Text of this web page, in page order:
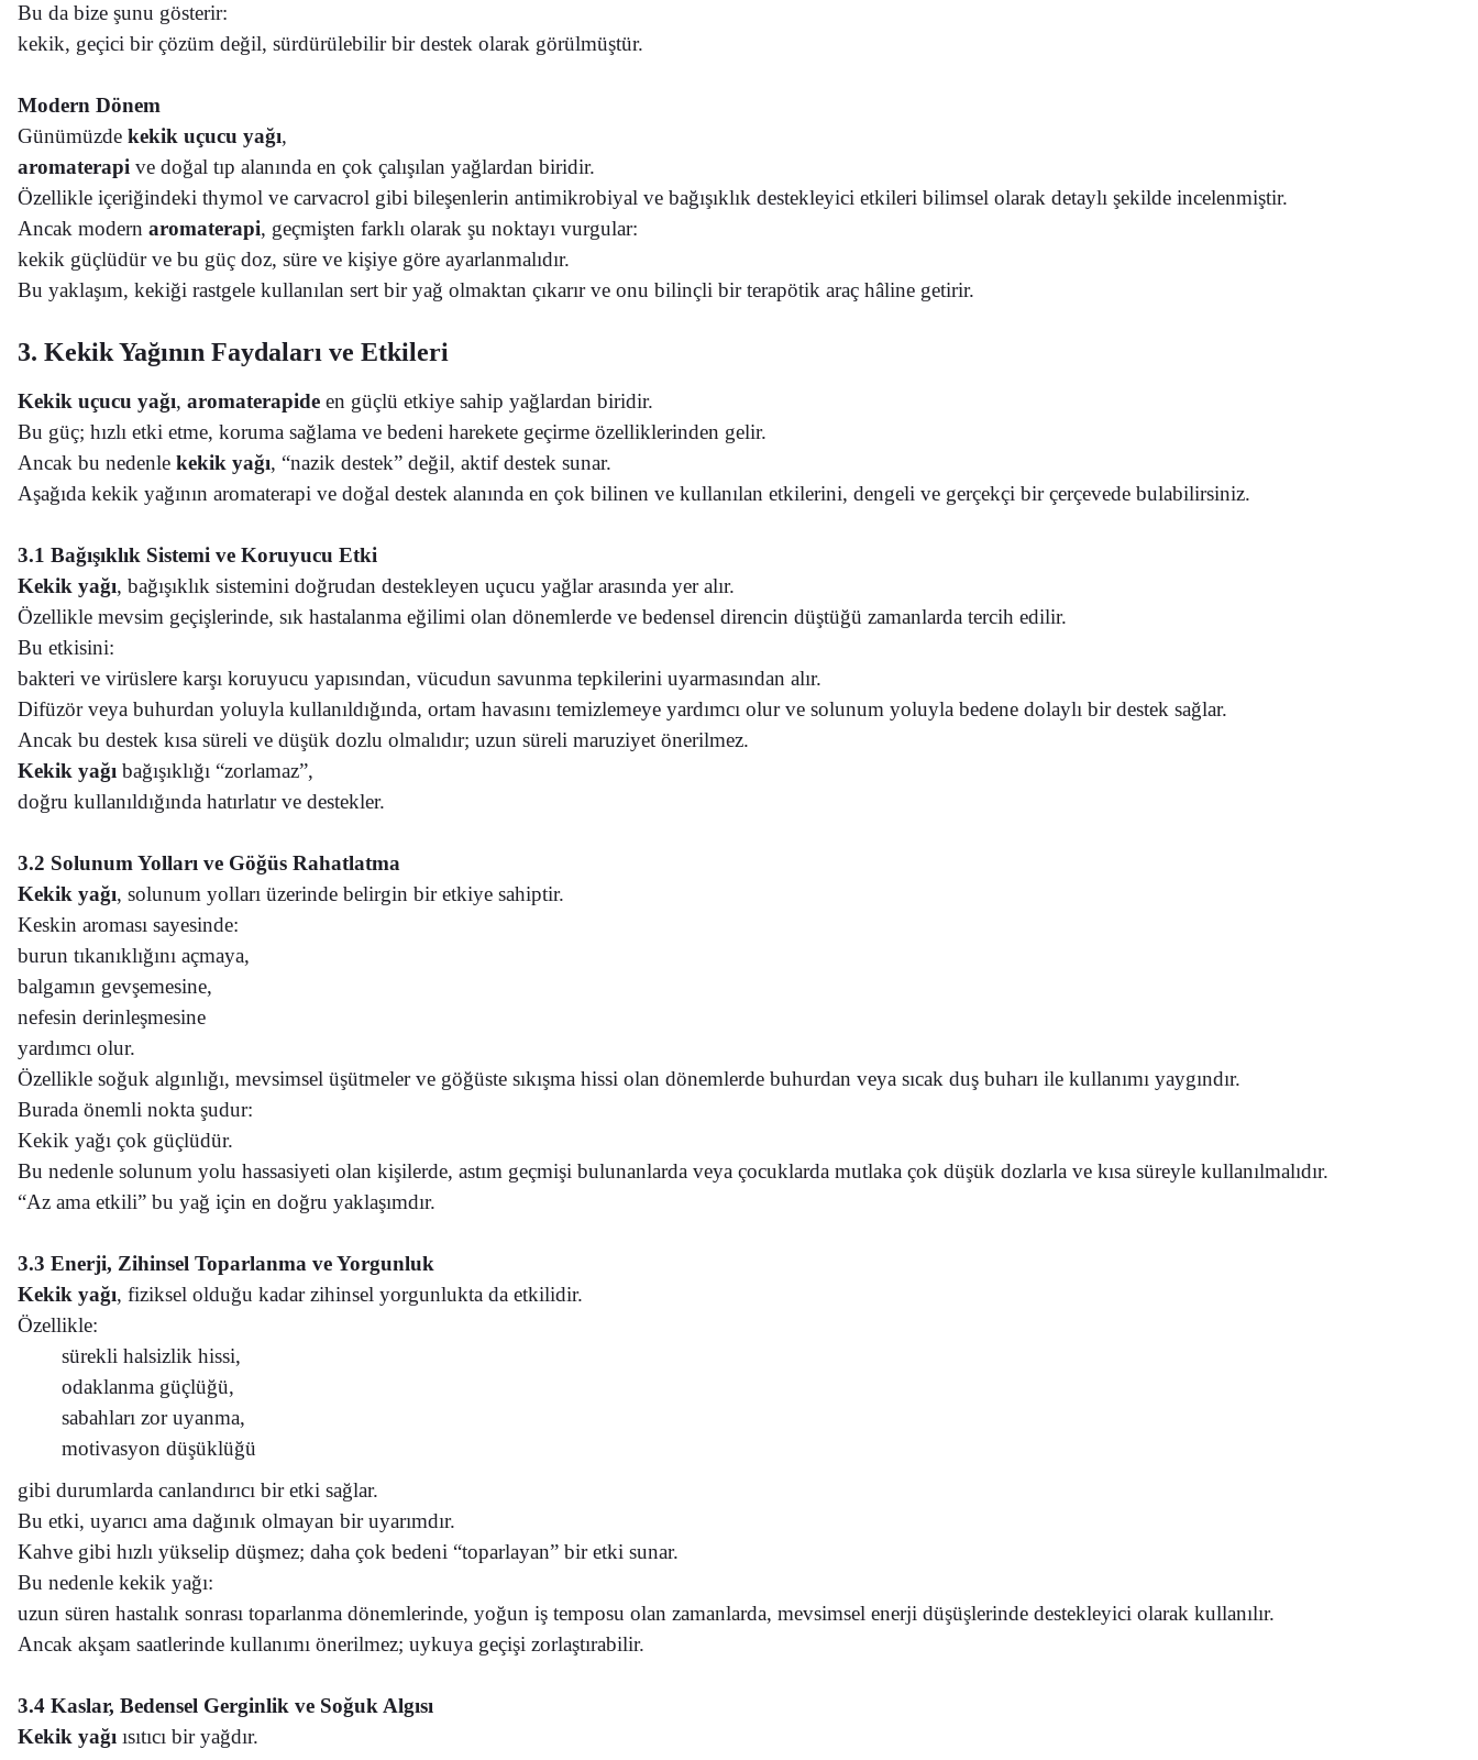
Bu da bize şunu gösterir:
kekik, geçici bir çözüm değil, sürdürülebilir bir destek olarak görülmüştür.
Modern Dönem
Günümüzde kekik uçucu yağı,
aromaterapi ve doğal tıp alanında en çok çalışılan yağlardan biridir.
Özellikle içeriğindeki thymol ve carvacrol gibi bileşenlerin antimikrobiyal ve bağışıklık destekleyici etkileri bilimsel olarak detaylı şekilde incelenmiştir.
Ancak modern aromaterapi, geçmişten farklı olarak şu noktayı vurgular:
kekik güçlüdür ve bu güç doz, süre ve kişiye göre ayarlanmalıdır.
Bu yaklaşım, kekiği rastgele kullanılan sert bir yağ olmaktan çıkarırve onu bilinçli bir terapötik araç hâline getirir.
3. Kekik Yağının Faydaları ve Etkileri
Kekik uçucu yağı, aromaterapide en güçlü etkiye sahip yağlardan biridir.
Bu güç; hızlı etki etme, koruma sağlama ve bedeni harekete geçirme özelliklerinden gelir.
Ancak bu nedenle kekik yağı, “nazik destek” değil, aktif destek sunar.
Aşağıda kekik yağının aromaterapi ve doğal destek alanında en çok bilinen ve kullanılan etkilerini, dengeli ve gerçekçi bir çerçevede bulabilirsiniz.
3.1 Bağışıklık Sistemi ve Koruyucu Etki
Kekik yağı, bağışıklık sistemini doğrudan destekleyen uçucu yağlar arasında yer alır.
Özellikle mevsim geçişlerinde, sık hastalanma eğilimi olan dönemlerde ve bedensel direncin düştüğü zamanlarda tercih edilir.
Bu etkisini:
bakteri ve virüslere karşı koruyucu yapısından, vücudun savunma tepkilerini uyarmasından alır.
Difüzör veya buhurdan yoluyla kullanıldığında, ortam havasını temizlemeye yardımcı olur ve solunum yoluyla bedene dolaylı bir destek sağlar.
Ancak bu destek kısa süreli ve düşük dozlu olmalıdır; uzun süreli maruziyet önerilmez.
Kekik yağı bağışıklığı “zorlamaz”,
doğru kullanıldığında hatırlatır ve destekler.
3.2 Solunum Yolları ve Göğüs Rahatlatma
Kekik yağı, solunum yolları üzerinde belirgin bir etkiye sahiptir.
Keskin aroması sayesinde:
burun tıkanıklığını açmaya,
balgamın gevşemesine,
nefesin derinleşmesine
yardımcı olur.
Özellikle soğuk algınlığı, mevsimsel üşütmeler ve göğüste sıkışma hissi olan dönemlerde buhurdan veya sıcak duş buharı ile kullanımı yaygındır.
Burada önemli nokta şudur:
Kekik yağı çok güçlüdür.
Bu nedenle solunum yolu hassasiyeti olan kişilerde, astım geçmişi bulunanlarda veya çocuklarda mutlaka çok düşük dozlarla ve kısa süreyle kullanılmalıdır.
“Az ama etkili” bu yağ için en doğru yaklaşımdır.
3.3 Enerji, Zihinsel Toparlanma ve Yorgunluk
Kekik yağı, fiziksel olduğu kadar zihinsel yorgunlukta da etkilidir.
Özellikle:
sürekli halsizlik hissi,
odaklanma güçlüğü,
sabahları zor uyanma,
motivasyon düşüklüğü
gibi durumlarda canlandırıcı bir etki sağlar.
Bu etki, uyarıcı ama dağınık olmayan bir uyarımdır.
Kahve gibi hızlı yükselip düşmez; daha çok bedeni “toparlayan” bir etki sunar.
Bu nedenle kekik yağı:
uzun süren hastalık sonrası toparlanma dönemlerinde, yoğun iş temposu olan zamanlarda, mevsimsel enerji düşüşlerinde destekleyici olarak kullanılır.
Ancak akşam saatlerinde kullanımı önerilmez; uykuya geçişi zorlaştırabilir.
3.4 Kaslar, Bedensel Gerginlik ve Soğuk Algısı
Kekik yağı ısıtıcı bir yağdır.